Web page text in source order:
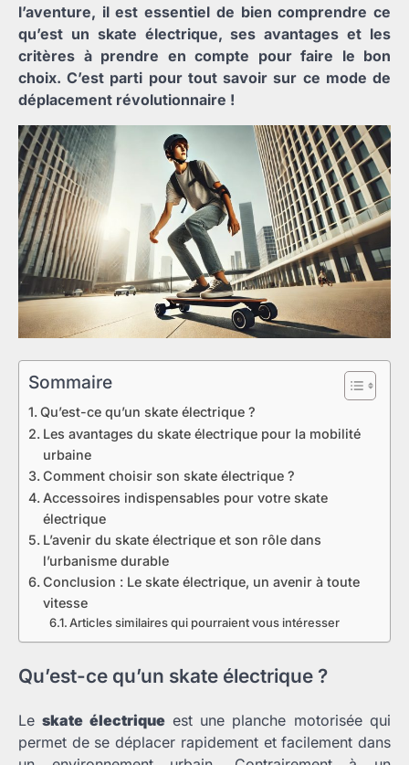
l’aventure, il est essentiel de bien comprendre ce
qu’est un skate électrique, ses avantages et les
critères à prendre en compte pour faire le bon
choix. C’est parti pour tout savoir sur ce mode de
déplacement révolutionnaire !
Sommaire
Qu’est-ce qu’un skate électrique ?
Les avantages du skate électrique pour la mobilité
urbaine
Comment choisir son skate électrique ?
Accessoires indispensables pour votre skate
électrique
L’avenir du skate électrique et son rôle dans
l’urbanisme durable
Conclusion : Le skate électrique, un avenir à toute
vitesse
Articles similaires qui pourraient vous intéresser
Qu’est-ce qu’un skate électrique ?
Leskate électriqueest une planche motorisée qui
permet de se déplacer rapidement et facilement dans